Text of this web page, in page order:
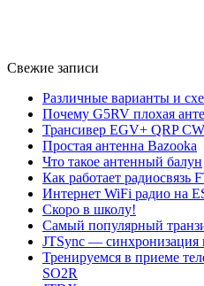
Свежие записи
Различные варианты и
Почему G5RV плохая
Трансивер EGV+ QRP CW
Простая антенна Bazooka
Что такое антенный балун
Как работает радиосвязь
Интернет WiFi радио на
Скоро в школу!
Самый популярный
JTSync — синхронизация
Тренируемся в приеме
SO2R